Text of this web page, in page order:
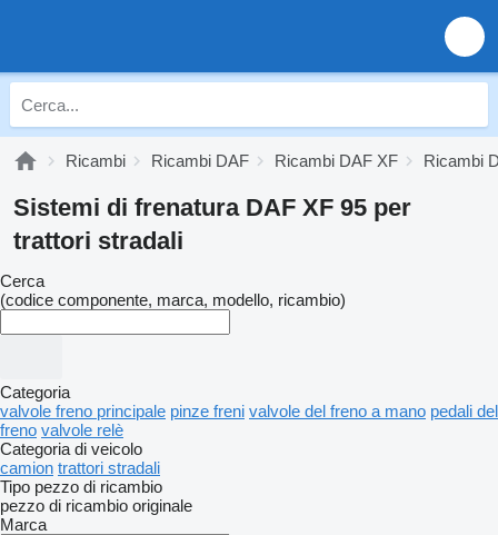
Ricambi Ricambi DAF Ricambi DAF XF Ricambi
Sistemi di frenatura DAF XF 95 per
trattori stradali
Cerca
(codice componente, marca, modello, ricambio)
Categoria
valvole freno principale pinze freni valvole del freno a mano pedali del
freno valvole relè
Categoria di veicolo
camion trattori stradali
Tipo pezzo di ricambio
pezzo di ricambio originale
Marca